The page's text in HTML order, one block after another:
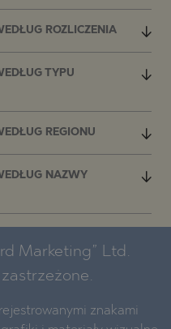
ROZLICZENIA
TYPU
REGIONU
NAZWY
Marketing” Ltd.
znakami